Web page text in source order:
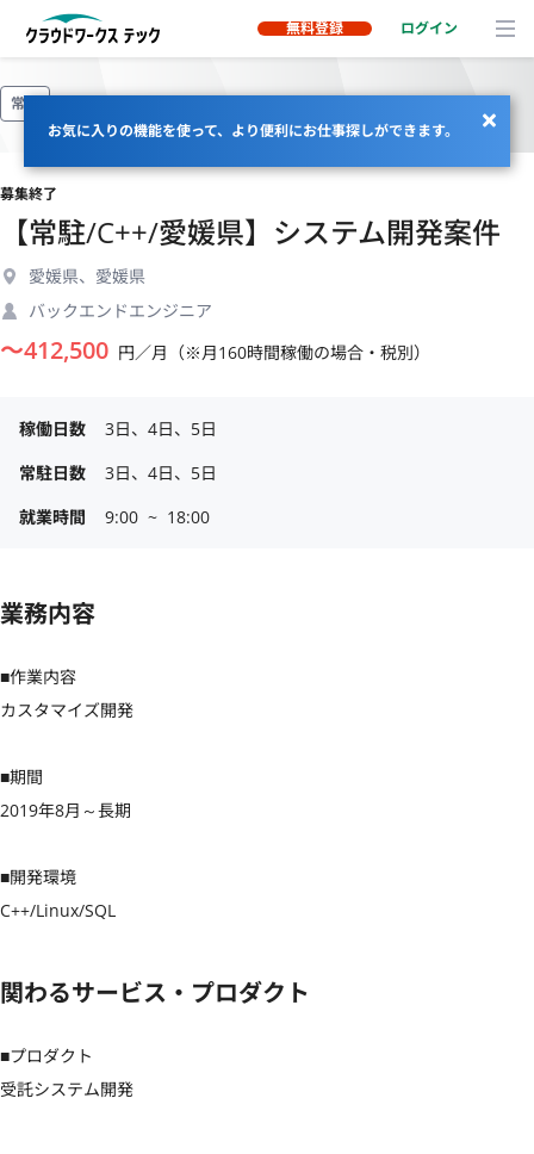
無料登録 ログイン
お気に入りの機能を使って、より便利にお仕事探しができます。
常駐
募集終了
【常駐/C++/愛媛県】システム開発案件
愛媛県、愛媛県
バックエンドエンジニア
〜412,500 円／月（※月160時間稼働の場合・税別）
稼働日数
3日、4日、5日
常駐日数
3日、4日、5日
就業時間
9:00  ~  18:00
業務内容
■作業内容
カスタマイズ開発
■期間
2019年8月～長期
■開発環境
C++/Linux/SQL
関わるサービス・プロダクト
■プロダクト
受託システム開発